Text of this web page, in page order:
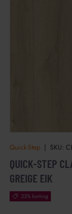
Quick-Step | SKU:
QUICK-STEP
GREIGE EIK
23% korting